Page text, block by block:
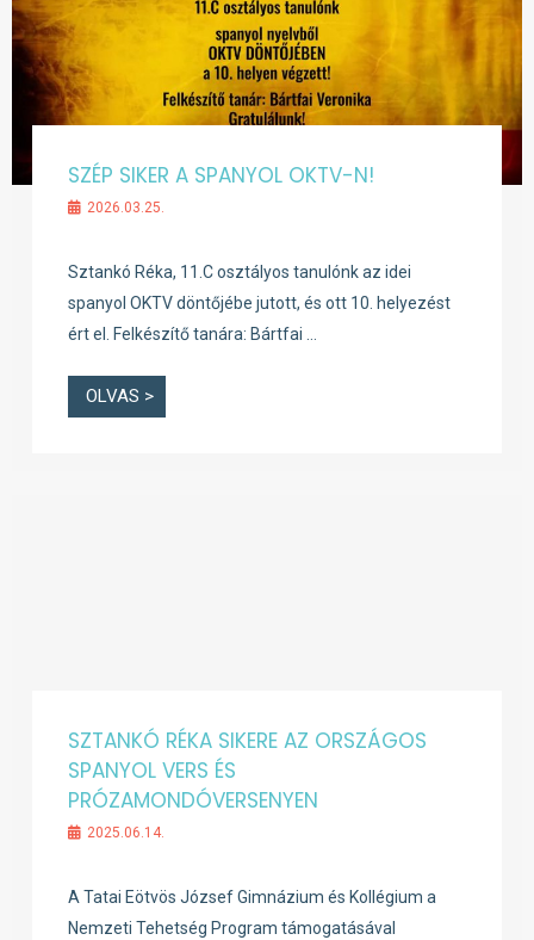
SZÉP SIKER A SPANYOL OKTV-N!
2026.03.25.
Sztankó Réka, 11.C osztályos tanulónk az idei
spanyol OKTV döntőjébe jutott, és ott 10. helyezést
ért el. Felkészítő tanára: Bártfai …
OLVAS >
SZTANKÓ RÉKA SIKERE AZ ORSZÁGOS
SPANYOL VERS ÉS
PRÓZAMONDÓVERSENYEN
2025.06.14.
A Tatai Eötvös József Gimnázium és Kollégium a
Nemzeti Tehetség Program támogatásával